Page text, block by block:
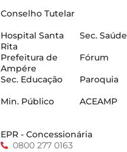
Conselho Tutelar
Hospital Santa
Rita
Sec. Saúde
Prefeitura de
Ampére
Fórum
Sec. Educação
Paroquia
Min. Público
ACEAMP
EPR - Concessionária
0800 277 0163